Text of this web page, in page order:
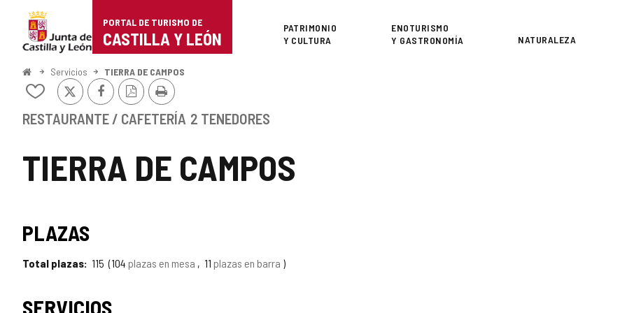
Portal
de
Turismo
Castilla
León
PORTAL DE TURISMO DE
CASTILLA Y LEÓN
Superior
PATRIMONIO
Y CULTURA
ENOTURISMO
Y GASTRONOMÍA
NATURALEZA
InicioServicios TIERRA DE CAMPOS
TIERRA DE CAMPOS
Añadir/quitar
mis
X FacebookVersión
PDF
Imprimir
RESTAURANTE / CAFETERÍA 2 TENEDORES
PLAZAS
Total plazas 115 104 plazas en mesa 11 plazas en barra
SERVICIOS